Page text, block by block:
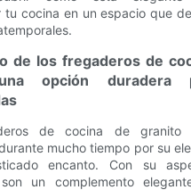
tu cocina en un espacio que
de los fregaderos de
opción duradera
de cocina de granito
mucho tiempo por su
encanto. Con su
un complemento